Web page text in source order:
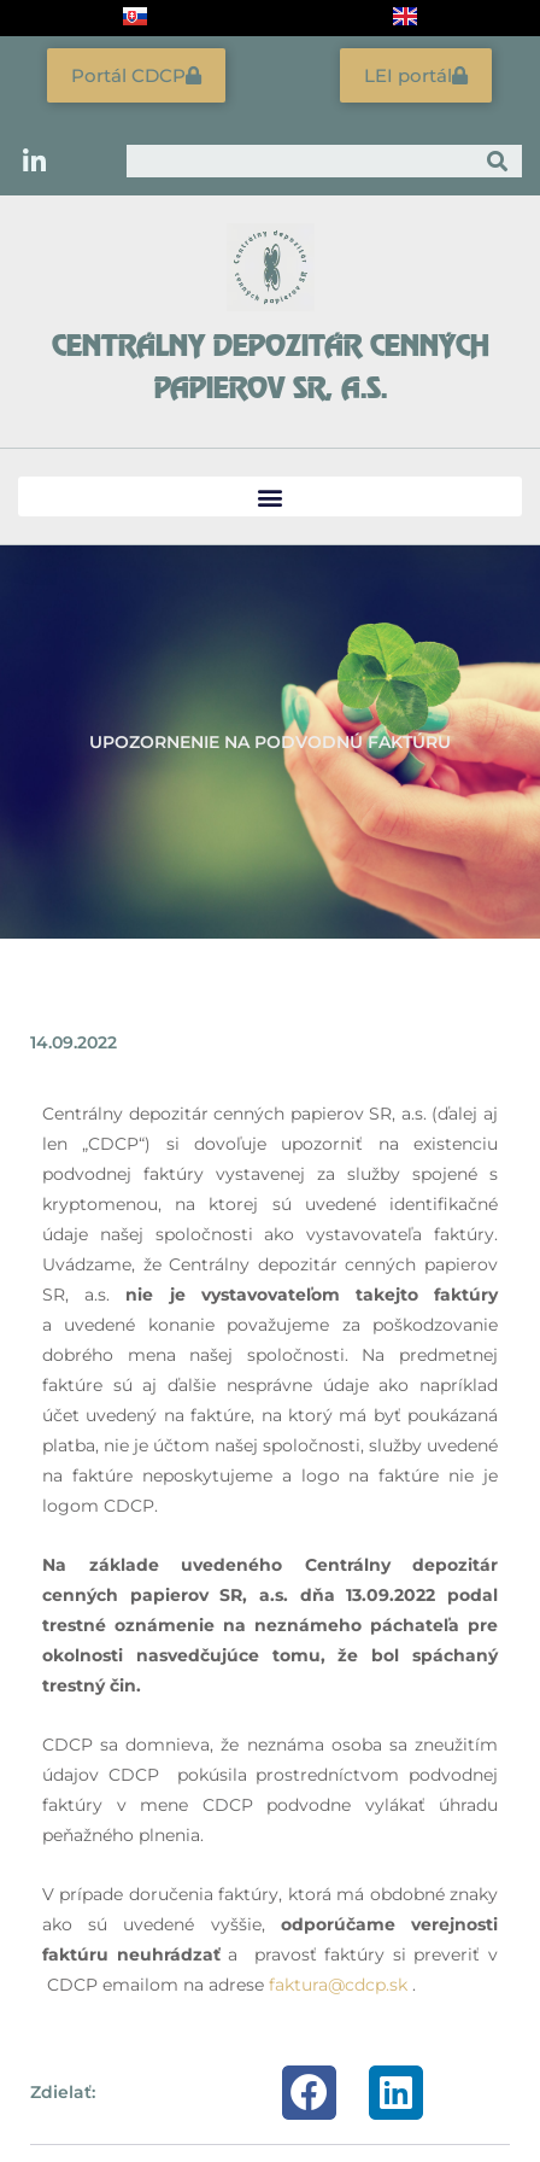
Vyhľadať
LEI portál
Portál CDCP
CENTRÁLNY DEPOZITÁR CENNÝCH
PAPIEROV SR, A.S.
UPOZORNENIE NA PODVODNÚ FAKTÚRU
14.09.2022
Centrálny depozitár cenných papierov SR, a.s. (ďalej aj
len „CDCP“) si dovoľuje upozorniť na existenciu
podvodnej faktúry vystavenej za služby spojené s
kryptomenou, na ktorej sú uvedené identifikačné
údaje našej spoločnosti ako vystavovateľa faktúry.
Uvádzame, že Centrálny depozitár cenných papierov
SR, a.s. nie je vystavovateľom takejto faktúry
a uvedené konanie považujeme za poškodzovanie
dobrého mena našej spoločnosti. Na predmetnej
faktúre sú aj ďalšie nesprávne údaje ako napríklad
účet uvedený na faktúre, na ktorý má byť poukázaná
platba, nie je účtom našej spoločnosti, služby uvedené
na faktúre neposkytujeme a logo na faktúre nie je
logom CDCP.
Na základe uvedeného Centrálny depozitár
cenných papierov SR, a.s. dňa 13.09.2022 podal
trestné oznámenie na neznámeho páchateľa pre
okolnosti nasvedčujúce tomu, že bol spáchaný
trestný čin.
CDCP sa domnieva, že neznáma osoba sa zneužitím
údajov CDCP pokúsila prostredníctvom podvodnej
faktúry v mene CDCP podvodne vylákať úhradu
peňažného plnenia.
V prípade doručenia faktúry, ktorá má obdobné znaky
ako sú uvedené vyššie, odporúčame verejnosti
faktúru neuhrádzaťa pravosť faktúry si preveriť v
CDCP emailom na adrese faktura@cdcp.sk .
Zdielať: